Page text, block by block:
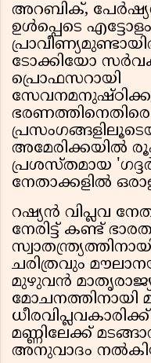
അറബിക്,
ഉൾപ്പെടെ
ടോക്കിയോ
പ്രൊഫസറായി
അമേരിക്കയിൽ
പ്രശസ്തമായ
നേതാക്കളിൽ
റഷ്യൻ വിപ്ലവ
നേരിട്ട് കണ്ട്
ചരിത്രവും
മുഴുവൻ
മോചനത്തിനായി
മണ്ണിലേക്ക്
അനുവാദം